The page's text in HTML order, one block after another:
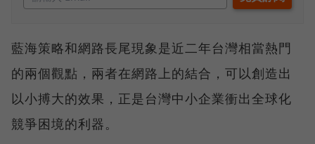
藍海策略和網路長尾現象是近二年台灣相當熱門
的兩個觀點，兩者在網路上的結合，可以創造出
以小搏大的效果，正是台灣中小企業衝出全球化
競爭困境的利器。